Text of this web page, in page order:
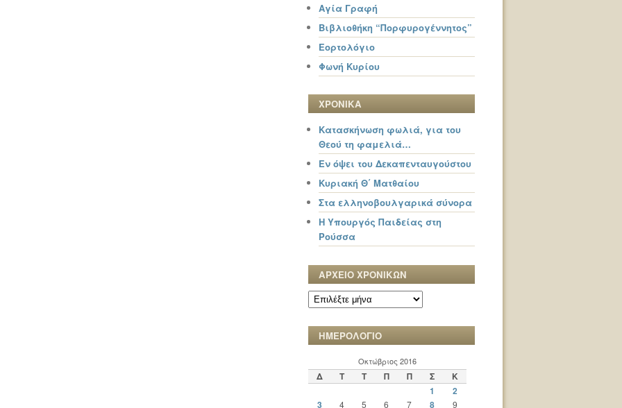
Αγία Γραφή
Βιβλιοθήκη “Πορφυρογέννητος”
Εορτολόγιο
Φωνή Κυρίου
ΧΡΟΝΙΚΑ
Κατασκήνωση φωλιά, για του
Θεού τη φαμελιά…
Εν όψει του Δεκαπενταυγούστου
Κυριακή Θ΄ Ματθαίου
Στα ελληνοβουλγαρικά σύνορα
Η Υπουργός Παιδείας στη
Ρούσσα
ΑΡΧΕΙΟ ΧΡΟΝΙΚΩΝ
ΑΡΧΕΙΟ
ΧΡΟΝΙΚΩΝ
ΗΜΕΡΟΛΟΓΙΟ
Οκτώβριος 2016
Δ Τ Τ Π Π Σ
Κ
1
2
3
4 5 6 7 8 9